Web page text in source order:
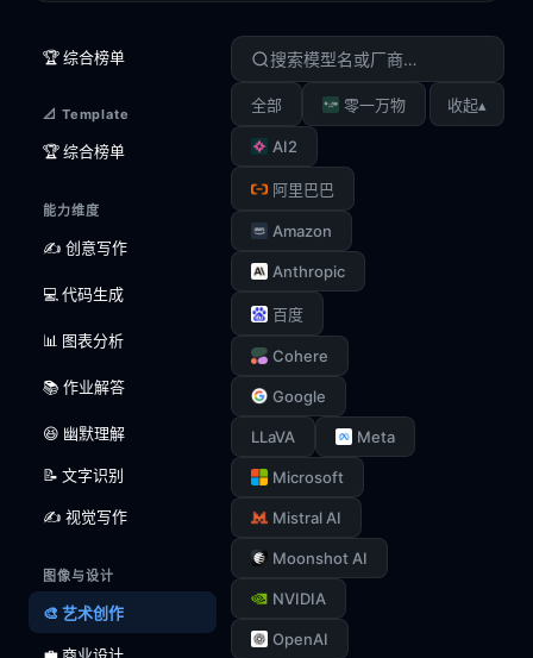
🏆 综合榜单
📐 Template
🏆 综合榜单
能力维度
✍️ 创意写作
💻 代码生成
📊 图表分析
📚 作业解答
😆 幽默理解
📝 文字识别
✍️ 视觉写作
图像与设计
🎨 艺术创作
全部 零一万物
AI2
阿里巴巴
Amazon
Anthropic
百度
Cohere
Google
LLaVA Meta
Microsoft
Mistral AI
Moonshot AI
NVIDIA
OpenAI
收起▴